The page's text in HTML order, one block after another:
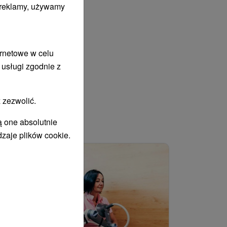
używamy
w celu
zgodnie z
one absolutnie
plików cookie.